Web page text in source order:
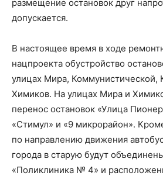
размещение остановок друг
допускается.
В настоящее время в ходе
нацпроекта обустройство
улицах Мира, Коммунистической,
Химиков. На улицах Мира и
перенос остановок «Улица
«Стимул» и «9 микрорайон».
по направлению движения
города в старую будут
«Поликлиника № 4» и